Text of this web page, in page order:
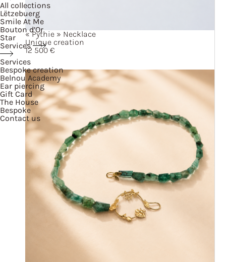
All collections
Lëtzebuerg
Smile At Me
Bouton d’Or
Star
Services
Services
Bespoke creation
Belnou Academy
Ear piercing
Gift Card
The House
Bespoke
Contact us
« Pythie » Necklace
Unique creation
12 500 €